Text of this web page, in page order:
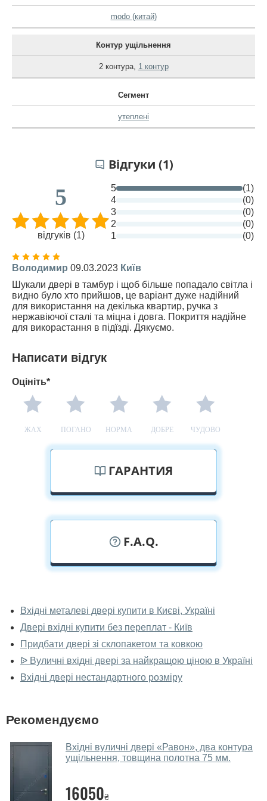
modo (китай)
Контур ущільнення
2 контура, 1 контур
Сегмент
утеплені
Відгуки (1)
5
відгуків (1)
5
(1)
4
(0)
3
(0)
2
(0)
1
(0)
Володимир 09.03.2023 Київ
Шукали двері в тамбур і щоб більше попадало світла і
видно було хто прийшов, це варіант дуже надійний
для використання на декілька квартир, ручка з
нержавіючої сталі та міцна і довга. Покриття надійне
для викорастання в підїзді. Дякуємо.
Написати відгук
Оцініть*
ЖАХ ПОГАНО НОРМА ДОБРЕ ЧУДОВО
ГАРАНТИЯ
F.A.Q.
наживо?
Так, можна подивитися двері вхідні у нашому
фірмовому салоні-магазині.
У вас великий магазин?
Чи допомагаєте ви вибрати двері
вхідні?
Так. Ми консультуємо покупцівпо телефону, через
месенджери, онлайн-чат або безпосередньо в нашому
салоні-магазині.
Вхідні металеві двері купити в Києві, Україні
Двері вхідні купити без переплат - Київ
Придбати двері зі склопакетом та ковкою
ᐉ Вуличні вхідні двері за найкращою ціною в Україні
Вхідні двері нестандартного розміру
Рекомендуємо
Вхідні вуличні двері «Равон», два контура
ущільнення, товщина полотна 75 мм.
16050₴